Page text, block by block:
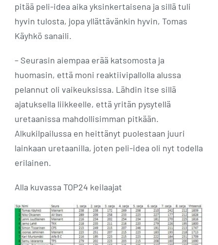
pitää peli-idea aika yksinkertaisena ja sillä tuli
hyvin tulosta, jopa yllättävänkin hyvin, Tomas
Käyhkö sanaili.
– Seurasin aiempaa erää katsomosta ja
huomasin, että moni reaktiivipallolla alussa
pelannut oli vaikeuksissa. Lähdin itse sillä
ajatuksella liikkeelle, että yritän pysytellä
uretaanissa mahdollisimman pitkään.
Alkukilpailussa en heittänyt puolestaan juuri
lainkaan uretaanilla, joten peli-idea oli nyt todella
erilainen.
Alla kuvassa TOP24 keilaajat